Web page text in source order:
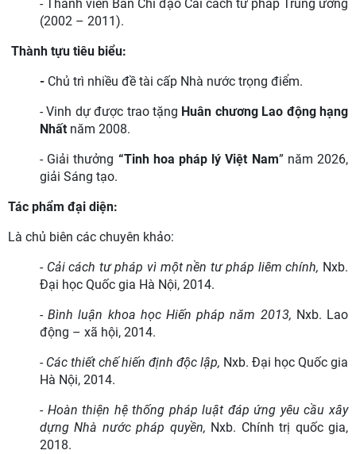
- Thành viên Ban Chỉ đạo Cải cách tư pháp Trung ương
(2002 – 2011).
Thành tựu tiêu biểu:
- Chủ trì nhiều đề tài cấp Nhà nước trọng điểm.
- Vinh dự được trao tặng Huân chương Lao động hạng
Nhất năm 2008.
- Giải thưởng “Tinh hoa pháp lý Việt Nam” năm 2026,
giải Sáng tạo.
Tác phẩm đại diện:
Là chủ biên các chuyên khảo:
- Cải cách tư pháp vì một nền tư pháp liêm chính, Nxb.
Đại học Quốc gia Hà Nội, 2014.
-Bình luận khoa học Hiến pháp năm 2013, Nxb. Lao
động – xã hội, 2014.
- Các thiết chế hiến định độc lập, Nxb. Đại học Quốc gia
Hà Nội, 2014.
- Hoàn thiện hệ thống pháp luật đáp ứng yêu cầu xây
dựng Nhà nước pháp quyền, Nxb. Chính trị quốc gia,
2018.